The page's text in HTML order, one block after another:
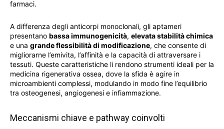
farmaci.
A differenza degli anticorpi monoclonali, gli aptameri
presentano bassa immunogenicità, elevata stabilità chimica
e una grande flessibilità di modificazione, che consente di
migliorarne l’emivita, l’affinità e la capacità di attraversare i
tessuti. Queste caratteristiche li rendono strumenti ideali per la
medicina rigenerativa ossea, dove la sfida è agire in
microambienti complessi, modulando in modo fine l’equilibrio
tra osteogenesi, angiogenesi e infiammazione.
Meccanismi chiave e pathway coinvolti